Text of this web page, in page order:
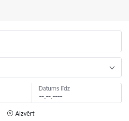
Datums līdz
Aizvērt